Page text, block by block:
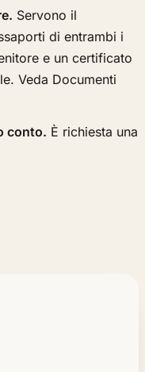
Servono il
di entrambi i
e un certificato
Veda Documenti
conto. È richiesta una